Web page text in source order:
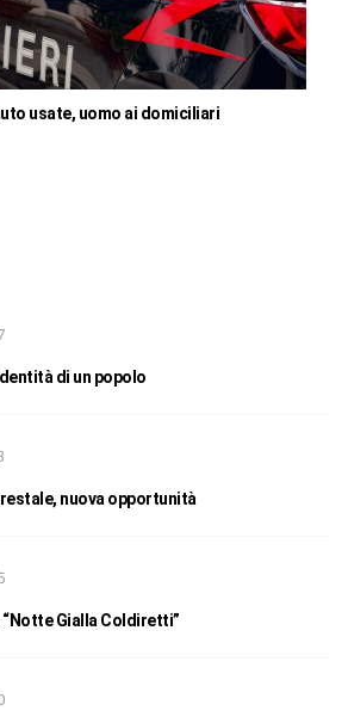
usate, uomo ai domiciliari
di un popolo
nuova opportunità
“Notte Gialla Coldiretti”